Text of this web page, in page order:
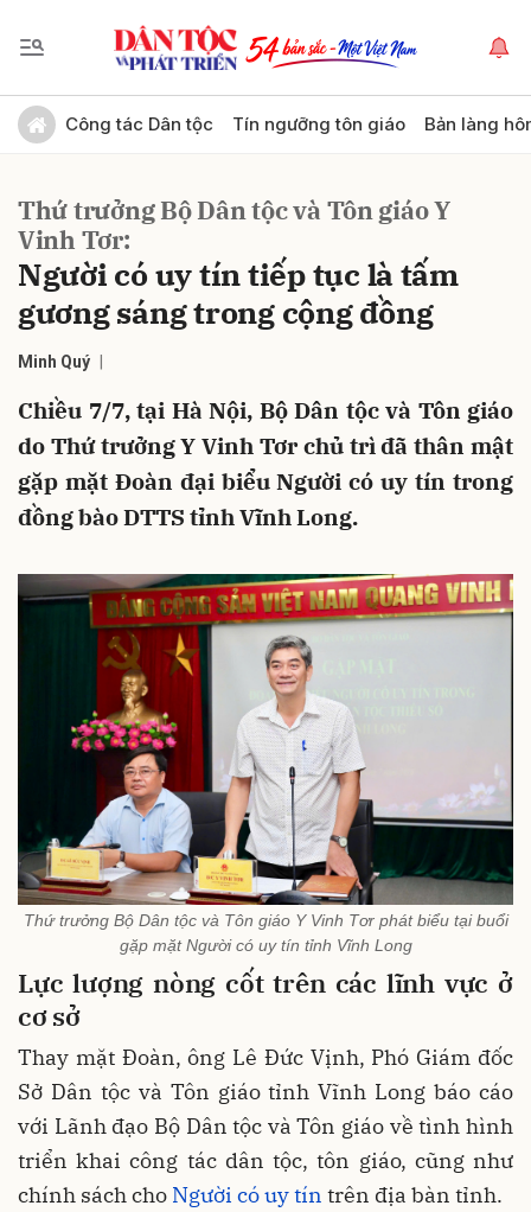
Công tác Dân tộc Tín ngưỡng tôn giáo Bản làng
Thứ trưởng Bộ Dân tộc và Tôn giáo Y
Vinh Tơr:
Người có uy tín tiếp tục là tấm
gương sáng trong cộng đồng
Minh Quý
Chiều 7/7, tại Hà Nội, Bộ Dân tộc và Tôn giáo
do Thứ trưởng Y Vinh Tơr chủ trì đã thân mật
gặp mặt Đoàn đại biểu Người có uy tín trong
đồng bào DTTS tỉnh Vĩnh Long.
Thứ trưởng Bộ Dân tộc và Tôn giáo Y Vinh Tơr phát biểu tại buổi
gặp mặt Người có uy tín tỉnh Vĩnh Long
Lực lượng nòng cốt trên các lĩnh vực ở
cơ sở
Thay mặt Đoàn, ông Lê Đức Vịnh, Phó Giám đốc
Sở Dân tộc và Tôn giáo tỉnh Vĩnh Long báo cáo
với Lãnh đạo Bộ Dân tộc và Tôn giáo về tình hình
triển khai công tác dân tộc, tôn giáo, cũng như
chính sách cho Người có uy tín trên địa bàn tỉnh.
Gửi bình luận